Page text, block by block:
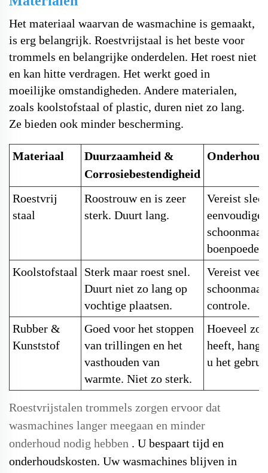
Het materiaal waarvan de wasmachine is gemaakt,
is erg belangrijk. Roestvrijstaal is het beste voor
trommels en belangrijke onderdelen. Het roest niet
en kan hitte verdragen. Het werkt goed in
moeilijke omstandigheden. Andere materialen,
zoals koolstofstaal of plastic, duren niet zo lang.
Ze bieden ook minder bescherming.
Materiaal
Duurzaamheid &
Corrosiebestendigheid
Roestvrij
staal
Roostrouw en is zeer
sterk. Duurt lang.
Vereist
eenvoudige
boenpoeder.
Koolstofstaal
Sterk maar roest snel.
Duurt niet zo lang op
vochtige plaatsen.
Vereist veel
controle.
Rubber &
Kunststof
Goed voor het stoppen
van trillingen en het
vasthouden van
warmte. Niet zo sterk.
Hoeveel
heeft, hangt
u het
Roestvrijstalen trommels zorgen ervoor dat
wasmachines langer meegaan en minder
onderhoud nodig hebben . U bespaart tijd en
onderhoudskosten. Uw wasmachines blijven in